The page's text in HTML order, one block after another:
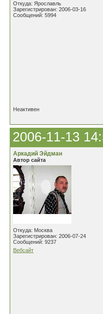
Откуда: Ярославль
Зарегистрирован: 2006-03-16
Сообщений: 5994
Неактивен
2006-11-13
Аркадий Эйдман
Автор сайта
Откуда: Москва
Зарегистрирован: 2006-07-24
Сообщений: 9237
Вебсайт